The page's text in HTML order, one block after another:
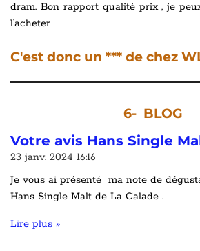
dram. Bon rapport qualité prix , je
l’acheter
C'est donc un *** de chez
6- BLOG
Votre avis Hans Single
23 janv. 2024 16:16
Je vous ai présenté ma note de
Hans Single Malt de La Calade .
Lire plus »